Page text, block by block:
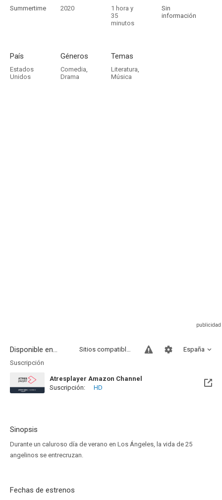
Summertime 2020
1 hora y
35
minutos
Sin
información
País
Estados
Unidos
Géneros
Comedia,
Drama
Temas
Literatura,
Música
Disponible en... España
Sitios compatibles
Suscripción
Atresplayer Amazon Channel
Suscripción:
HD
Sinopsis
Durante un caluroso día de verano en Los Ángeles, la vida de 25
angelinos se entrecruzan.
Fechas de estrenos